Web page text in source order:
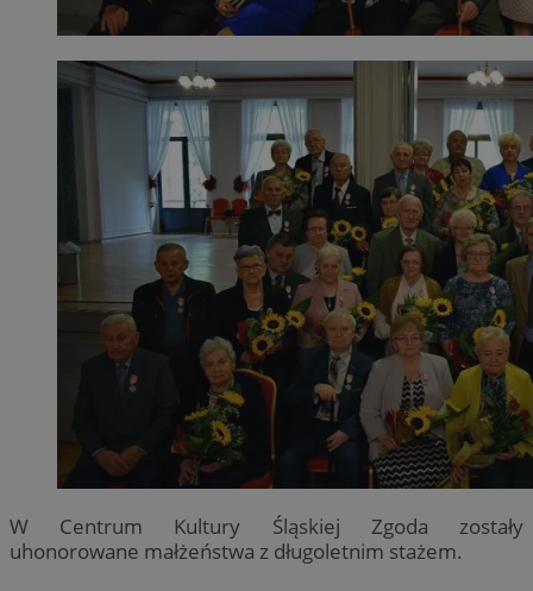
W Centrum Kultury Śląskiej Zgoda zostały
uhonorowane małżeństwa z długoletnim stażem.